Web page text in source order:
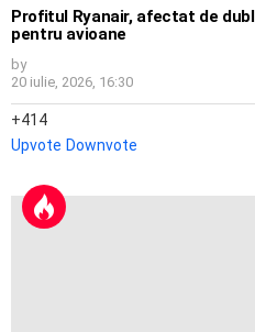
Profitul Ryanair, afectat de
pentru avioane
by
20 iulie, 2026, 16:30
414
Upvote Downvote